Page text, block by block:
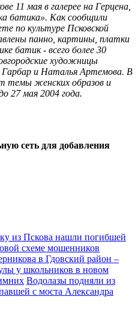
11 мая в галерее на Герцена,
батика». Как сообщили
по культуре Псковской
панно, картины, платки
батик - всего более 30
художницы
и Наталья Артемова. В
темы женских образов и
27 мая 2004 года.
сеть для добавления
из Пскова нашли погибшей
схеме мошенников
в Гдовский район –
у школьников в новом
Водолазы подняли из
с моста Александра